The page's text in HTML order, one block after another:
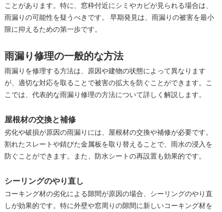
ことがあります。特に、窓枠付近にシミやカビが見られる場合は、
雨漏りの可能性を疑うべきです。 早期発見は、雨漏りの被害を最小
限に抑えるための第一歩です。
雨漏り修理の一般的な方法
雨漏りを修理する方法は、原因や建物の状態によって異なります
が、適切な対応を取ることで被害の拡大を防ぐことができます。こ
こでは、代表的な雨漏り修理の方法について詳しく解説します。
屋根材の交換と補修
劣化や破損が原因の雨漏りには、屋根材の交換や補修が必要です。
割れたスレートや錆びた金属板を取り替えることで、雨水の浸入を
防ぐことができます。また、防水シートの再設置も効果的です。
シーリングのやり直し
コーキング材の劣化による隙間が原因の場合、シーリングのやり直
しが効果的です。特に外壁や窓周りの隙間に新しいコーキング材を